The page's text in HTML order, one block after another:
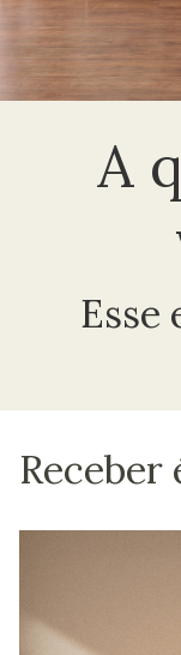
A
Esse